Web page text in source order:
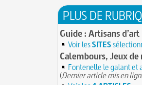
PLUS DE
Guide : Artisans d’art
Voir lesSITES
Calembours, Jeux
Fontenelle le galant et
(Dernier article mis en